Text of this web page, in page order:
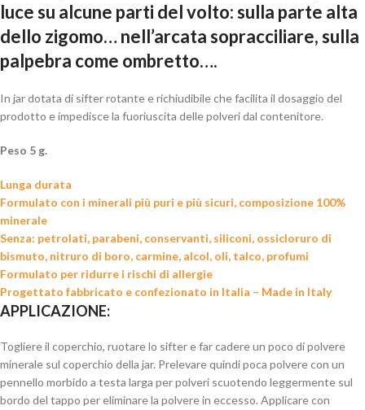
luce su alcune parti del volto: sulla parte alta
dello zigomo… nell’arcata sopracciliare, sulla
palpebra come ombretto….
In jar dotata di sifter rotante e richiudibile che facilita il dosaggio del
prodotto e impedisce la fuoriuscita delle polveri dal contenitore.
Peso 5 g.
Lunga durata
Formulato con i minerali più puri e più sicuri, composizione 100%
minerale
Senza: petrolati, parabeni, conservanti, siliconi, ossicloruro di
bismuto, nitruro di boro, carmine, alcol, oli, talco, profumi
Formulato per ridurre i rischi di allergie
Progettato fabbricato e confezionato in Italia – Made in Italy
APPLICAZIONE:
Togliere il coperchio, ruotare lo sifter e far cadere un poco di polvere
minerale sul coperchio della jar. Prelevare quindi poca polvere con un
pennello morbido a testa larga per polveri scuotendo leggermente sul
bordo del tappo per eliminare la polvere in eccesso. Applicare con